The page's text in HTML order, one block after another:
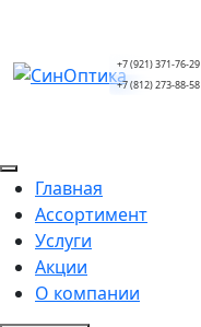
+7 (921) 371-76-29
+7 (812) 273-88-58
Главная
Ассортимент
Услуги
Акции
О компании